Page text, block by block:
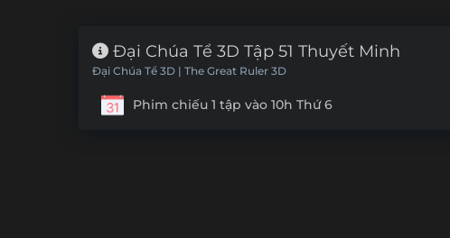
Đại Chúa Tể 3D Tập 51 Thuyết Minh
Đại Chúa Tể 3D | The Great Ruler 3D
Phim chiếu 1 tập vào 10h Thứ 6